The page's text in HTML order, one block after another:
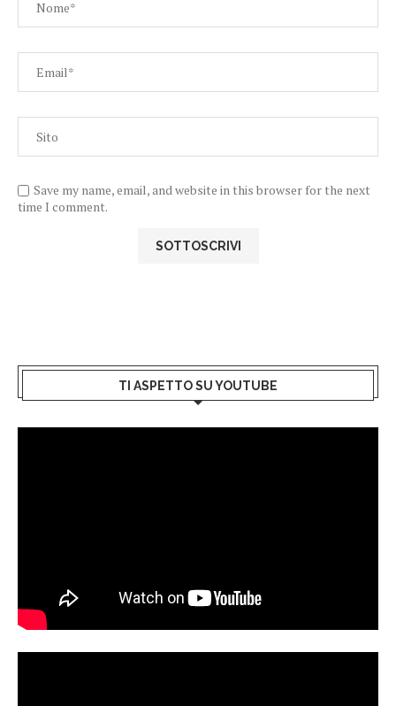
Save my name, email, and website in this browser for the next
time I comment.
TI ASPETTO SU YOUTUBE